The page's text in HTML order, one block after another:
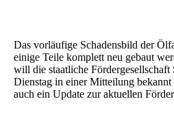
Das vorläufige Schadensbild der
einige Teile komplett neu gebaut
will die staatliche Fördergesellschaft
Dienstag in einer Mitteilung
auch ein Update zur aktuellen